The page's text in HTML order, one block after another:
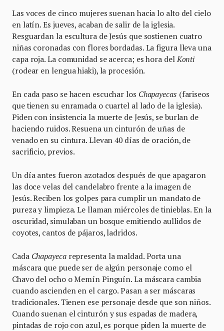
Las voces de cinco mujeres suenan hacia lo alto del cielo
en latín. Es jueves, acaban de salir de la iglesia.
Resguardan la escultura de Jesús que sostienen cuatro
niñas coronadas con flores bordadas. La figura lleva una
capa roja. La comunidad se acerca; es hora delKonti
(rodear en lengua hiaki), la procesión.
En cada paso se hacen escuchar los Chapayecas (fariseos
que tienen su enramada o cuartel al lado de la iglesia).
Piden con insistencia la muerte de Jesús, se burlan de
haciendo ruidos. Resuena un cinturón de uñas de
venado en su cintura. Llevan 40 días de oración, de
sacrificio, previos.
Un día antes fueron azotados después de que apagaron
las doce velas del candelabro frente a la imagen de
Jesús. Reciben los golpes para cumplir un mandato de
pureza y limpieza. Le llaman miércoles de tinieblas. En la
oscuridad, simulaban un bosque emitiendo aullidos de
coyotes, cantos de pájaros, ladridos.
Cada Chapayecarepresenta la maldad. Porta una
máscara que puede ser de algún personaje como el
Chavo del ocho o Memín Pinguín. La máscara cambia
cuando ascienden en el cargo. Pasan a ser máscaras
tradicionales. Tienen ese personaje desde que son niños.
Cuando suenan el cinturón y sus espadas de madera,
pintadas de rojo con azul, es porque piden la muerte de